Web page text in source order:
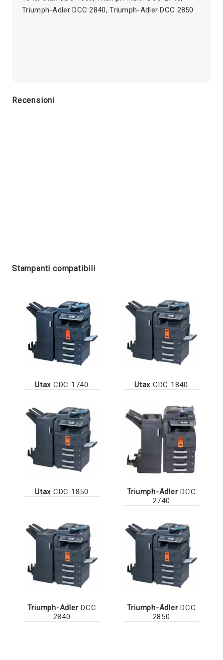
Triumph-Adler DCC 2840, Triumph-Adler DCC 2850
Recensioni
Stampanti compatibili
Utax CDC 1740 Utax CDC 1840
Utax CDC 1850 Triumph-AdlerDCC
2740
Triumph-AdlerDCC
2840
Triumph-AdlerDCC
2850